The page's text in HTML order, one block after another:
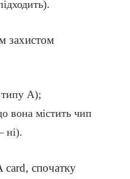
захистом
типу A);
вона містить чип
ні).
спочатку